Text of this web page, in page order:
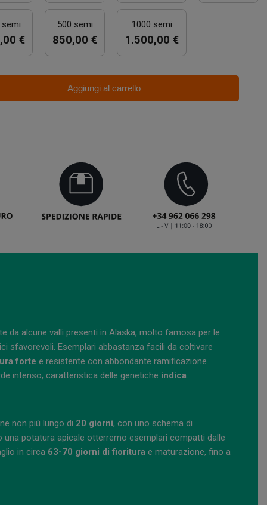
€
500 semi
850,00 €
1000 semi
1.500,00 €
Aggiungi al carrello
da alcune valli presenti in Alaska, molto famosa per le
sfavorevoli. Esemplari abbastanza facili da coltivare
forte e resistente con abbondante ramificazione
intenso, caratteristica delle genetiche indica.
non più lungo di 20 giorni, con uno schema di
una potatura apicale otterremo esemplari compatti dalle
in circa 63-70 giorni di fioritura e maturazione, fino a